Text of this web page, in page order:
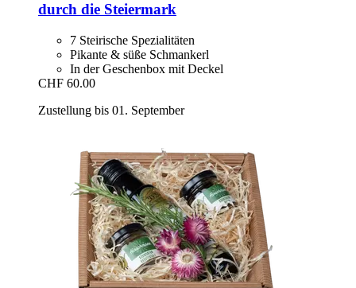
durch die Steiermark
7 Steirische Spezialitäten
Pikante & süße Schmankerl
In der Geschenbox mit Deckel
CHF 60.00
Zustellung bis 01. September